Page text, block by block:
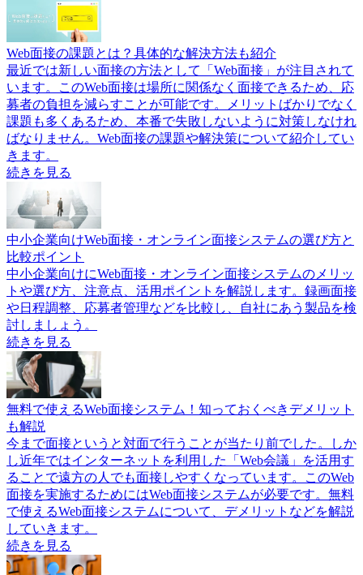
Web面接の課題とは？具体的な解決方法も紹介
最近では新しい面接の方法として「Web面接」が注目されて
います。このWeb面接は場所に関係なく面接できるため、応
募者の負担を減らすことが可能です。メリットばかりでなく
課題も多くあるため、本番で失敗しないように対策しなけれ
ばなりません。Web面接の課題や解決策について紹介してい
きます。
続きを見る
中小企業向けWeb面接・オンライン面接システムの選び方と
比較ポイント
中小企業向けにWeb面接・オンライン面接システムのメリッ
トや選び方、注意点、活用ポイントを解説します。録画面接
や日程調整、応募者管理などを比較し、自社にあう製品を検
討しましょう。
続きを見る
無料で使えるWeb面接システム！知っておくべきデメリット
も解説
今まで面接というと対面で行うことが当たり前でした。しか
し近年ではインターネットを利用した「Web会議」を活用す
ることで遠方の人でも面接しやすくなっています。このWeb
面接を実施するためにはWeb面接システムが必要です。無料
で使えるWeb面接システムについて、デメリットなどを解説
していきます。
続きを見る